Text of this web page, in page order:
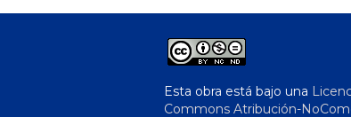
Esta obra está bajo una
Commons Atribución-